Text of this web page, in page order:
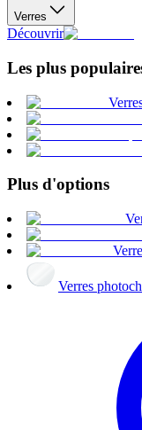
Verres
Découvrir
Les plus
Plus d'options
Verres